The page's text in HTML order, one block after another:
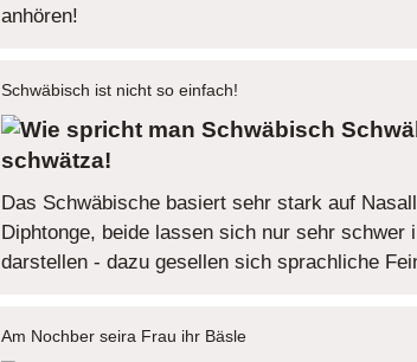
anhören!
Schwäbisch ist nicht so einfach!
schwätza!
Das Schwäbische basiert sehr stark auf
Diphtonge, beide lassen sich nur sehr schwer
darstellen - dazu gesellen sich sprachliche
Am Nochber seira Frau ihr Bäsle